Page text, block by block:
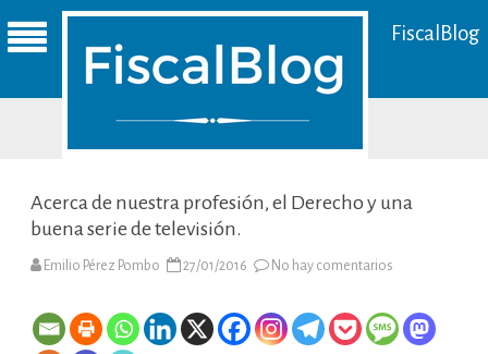
FiscalBlog
Acerca de nuestra profesión, el Derecho y una
buena serie de televisión.
Emilio Pérez Pombo 27/01/2016 No hay comentarios
nuestra
profesión,
el